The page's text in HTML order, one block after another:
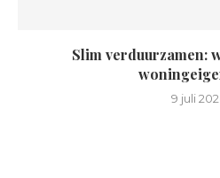
Slim verduurzamen:
9 juli